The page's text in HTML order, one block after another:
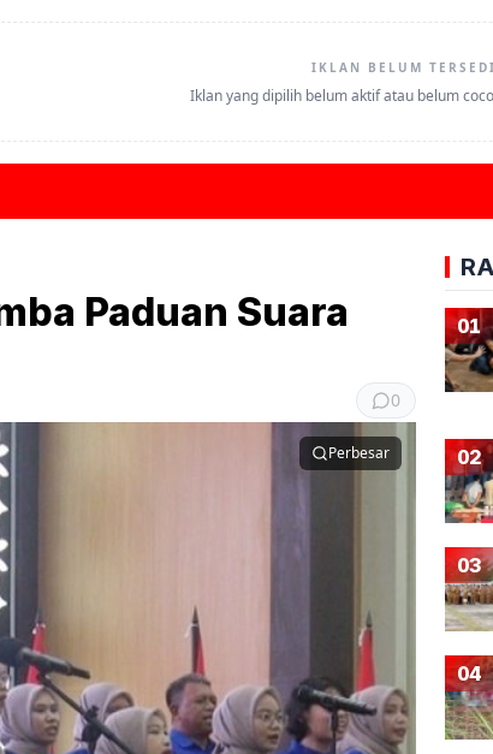
IKLAN BELUM
Iklan yang dipilih belum aktif atau belum
Paduan Suara
0
Perbesar
01
02
03
04